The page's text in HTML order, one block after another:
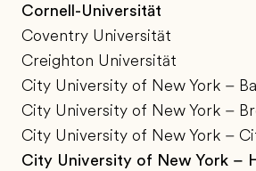
Cornell-Universität
Coventry Universität
Creighton Universität
City University of New York –
City University of New York –
City University of New York –
City University of New York –